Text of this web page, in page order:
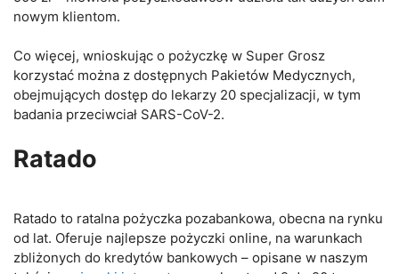
nowym klientom.
Co więcej, wnioskując o pożyczkę w Super Grosz
korzystać można z dostępnych Pakietów Medycznych,
obejmujących dostęp do lekarzy 20 specjalizacji, w tym
badania przeciwciał SARS-CoV-2.
Ratado
Ratado to ratalna pożyczka pozabankowa, obecna na rynku
od lat. Oferuje najlepsze pożyczki online, na warunkach
zbliżonych do kredytów bankowych – opisane w naszym